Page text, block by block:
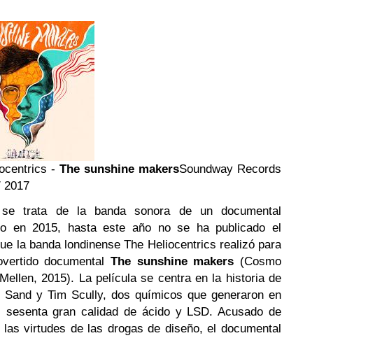
- The sunshine makersSoundway Records
2017
se trata de la banda sonora de un documental
en 2015, hasta este año no se ha publicado el
la banda londinense The Heliocentrics realizó para
documental The sunshine makers (Cosmo
2015). La película se centra en la historia de
Sand y Tim Scully, dos químicos que generaron en
sesenta gran calidad de ácido y LSD. Acusado de
las virtudes de las drogas de diseño, el documental